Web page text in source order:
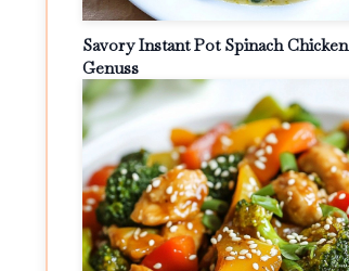
Savory Instant Pot Spinach
Genuss